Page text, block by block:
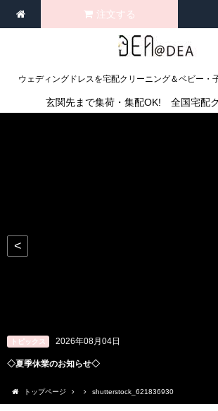
ウェディングドレスを宅配クリーニング＆ベビー・
注文する
玄関先まで集荷・集配OK! 全国宅配
トピックス 2026年08月04日
◇夏季休業のお知らせ◇
<
トップページ shutterstock_621836930